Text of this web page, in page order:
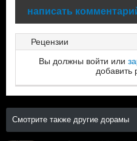
написать
Рецензии
Вы должны войти или
добавить
Смотрите также другие дорамы